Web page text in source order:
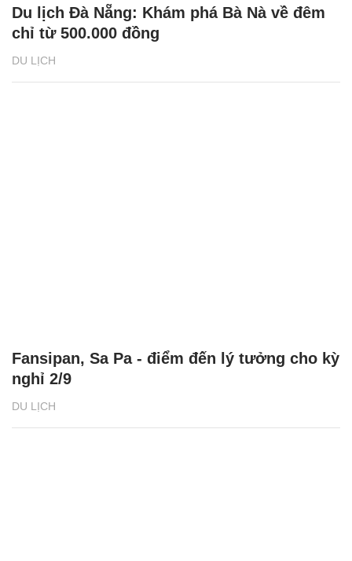
DU LỊCH
Du lịch Đà Nẵng: Khám phá Bà Nà về đêm
chỉ từ 500.000 đồng
DU LỊCH
Fansipan, Sa Pa - điểm đến lý tưởng cho kỳ
nghỉ 2/9